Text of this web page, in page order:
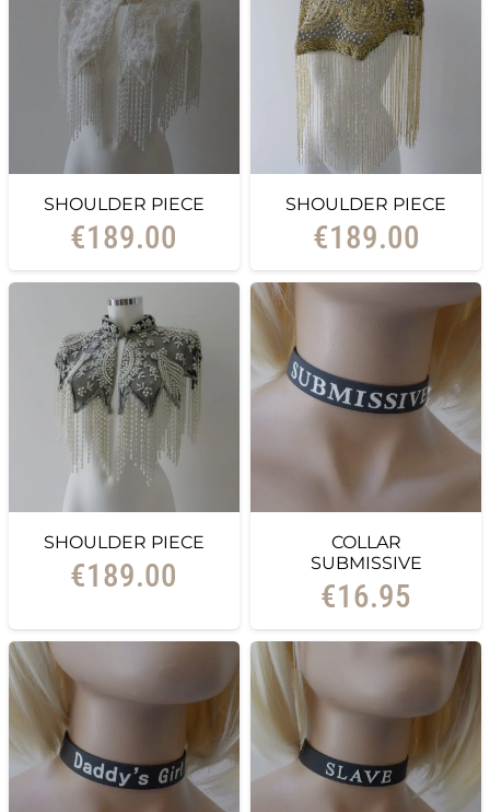
SHOULDER PIECE
€189.00
SHOULDER PIECE
€189.00
SHOULDER PIECE
€189.00
COLLAR
SUBMISSIVE
€16.95